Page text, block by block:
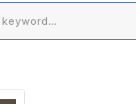
用ガイド
レート